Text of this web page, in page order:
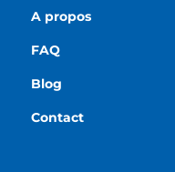
A propos
FAQ
Blog
Contact